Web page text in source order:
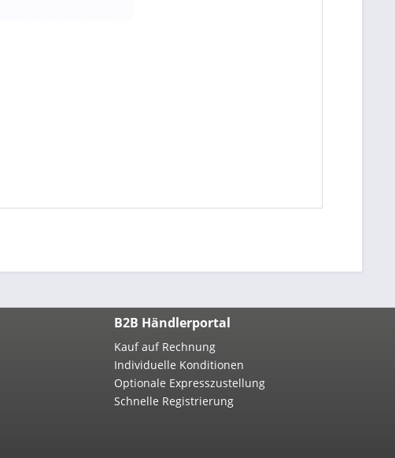
B2B Händlerportal
Kauf auf Rechnung
Individuelle Konditionen
Optionale Expresszustellung
Schnelle Registrierung